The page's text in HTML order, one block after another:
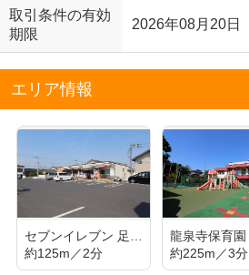
取引条件の有効
期限
2026年08月20日
エリア情報
セブンイレブン 足利助戸1丁目店
約125m／2分
龍泉寺保育園
約225m／3分